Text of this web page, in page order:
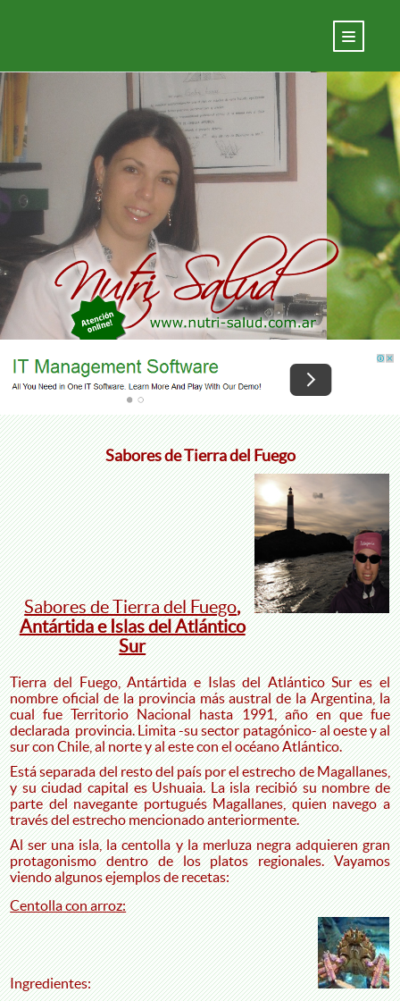
Sabores de Tierra del Fuego
Sabores de Tierra del Fuego,
Antártida e Islas del Atlántico
Sur
Tierra del Fuego, Antártida e Islas del Atlántico Sur es el
nombre oficial de la provincia más austral de la Argentina, la
cual fue Territorio Nacional hasta 1991, año en que fue
declarada provincia. Limita -su sector patagónico- al oeste y al
sur con Chile, al norte y al este con el océano Atlántico.
Está separada del resto del país por el estrecho de Magallanes,
y su ciudad capital es Ushuaia. La isla recibió su nombre de
parte del navegante portugués Magallanes, quien navego a
través del estrecho mencionado anteriormente.
Al ser una isla, la centolla y la merluza negra adquieren gran
protagonismo dentro de los platos regionales. Vayamos
viendo algunos ejemplos de recetas:
Centolla con arroz:
Ingredientes: